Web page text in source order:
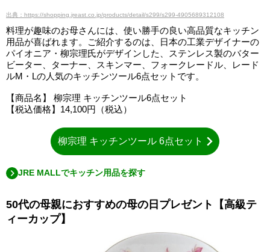
出典：https://shopping.jreast.co.jp/products/detail/s299/s299-4905689312108
料理が趣味のお母さんには、使い勝手の良い高品質なキッチン
用品が喜ばれます。ご紹介するのは、日本の工業デザイナーの
パイオニア・柳宗理氏がデザインした、ステンレス製のバター
ビーター、ターナー、スキンマー、フォークレードル、レード
ルM・Lの人気のキッチンツール6点セットです。
【商品名】 柳宗理 キッチンツール6点セット
【税込価格】14,100円（税込）
柳宗理 キッチンツール 6点セット
JRE MALLでキッチン用品を探す
50代の母親におすすめの母の日プレゼント【高級テ
ィーカップ】